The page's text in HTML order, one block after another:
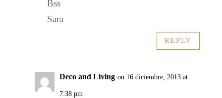
Bss
Sara
REPLY
Deco and Living on 16 diciembre, 2013 at
7:38 pm